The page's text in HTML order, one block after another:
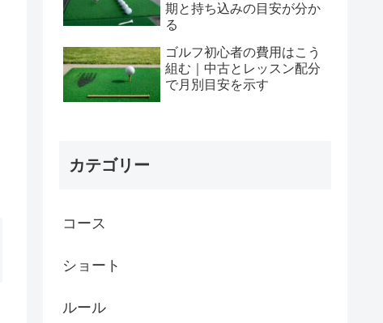
期と持ち込みの目安が分か
る
ゴルフ初心者の費用はこう
組む｜中古とレッスン配分
で月別目安を示す
カテゴリー
コース
ショート
ルール